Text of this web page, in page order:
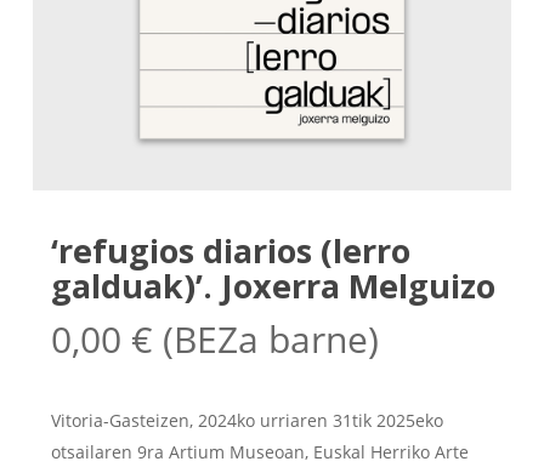
‘refugios diarios (lerro
galduak)’. Joxerra Melguizo
0,00 € (BEZa barne)
Vitoria-Gasteizen, 2024ko urriaren 31tik 2025eko
otsailaren 9ra Artium Museoan, Euskal Herriko Arte